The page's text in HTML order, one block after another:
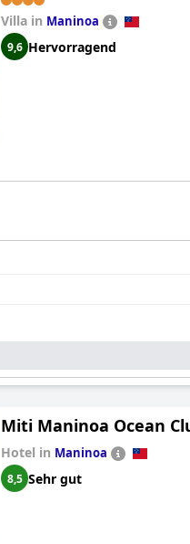
Villa in Maninoa
9,6 Hervorragend
Miti Maninoa Ocean
Hotel in Maninoa
8,5 Sehr gut